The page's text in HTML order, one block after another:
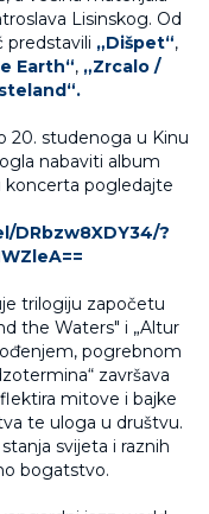
Lisinskog. Od
predstavili „Dišpet“,
Earth“, „Zrcalo /
20. studenoga u Kinu
nabaviti album
koncerta pogledajte
DRbzw8XDY34/?
trilogiju započetu
the Waters" i „Altur
pogrebnom
završava
mitove i bajke
te uloga u društvu.
svijeta i raznih
bogatstvo.